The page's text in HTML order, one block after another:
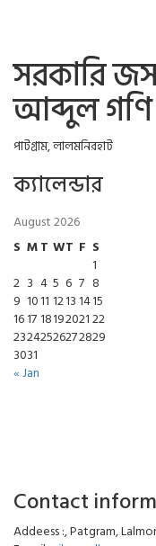
সরকারি
আব্দুল
পাটগ্রাম, লালমনিরহাট
ক্যালেন্ডার
August 2026
S MT WT F S
1
2 3 4 5 6 7 8
9 1011 12131415
16171819202122
23242526272829
3031
« Jan
Contact
Addeess :, Patgram,